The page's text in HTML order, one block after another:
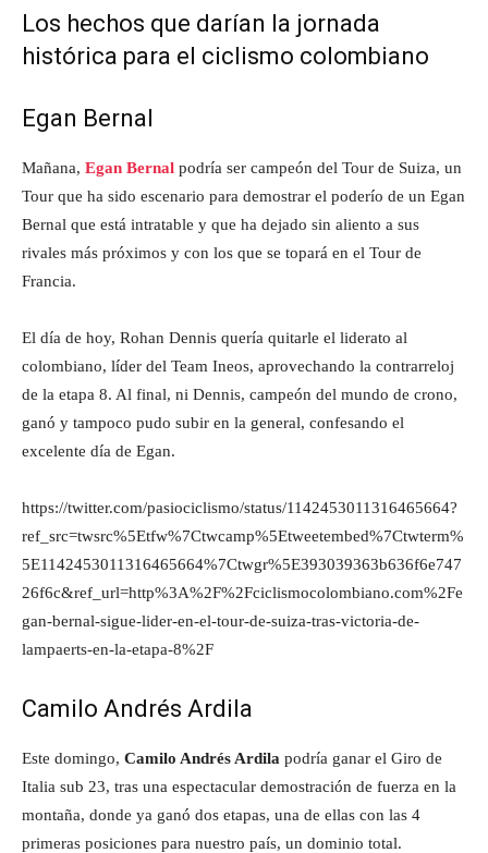
Los hechos que darían la jornada
histórica para el ciclismo colombiano
Egan Bernal
Mañana, Egan Bernal podría ser campeón del Tour de Suiza, un
Tour que ha sido escenario para demostrar el poderío de un Egan
Bernal que está intratable y que ha dejado sin aliento a sus
rivales más próximos y con los que se topará en el Tour de
Francia.
El día de hoy, Rohan Dennis quería quitarle el liderato al
colombiano, líder del Team Ineos, aprovechando la contrarreloj
de la etapa 8. Al final, ni Dennis, campeón del mundo de crono,
ganó y tampoco pudo subir en la general, confesando el
excelente día de Egan.
https://twitter.com/pasiociclismo/status/1142453011316465664?
ref_src=twsrc%5Etfw%7Ctwcamp%5Etweetembed%7Ctwterm%
5E1142453011316465664%7Ctwgr%5E393039363b636f6e747
26f6c&ref_url=http%3A%2F%2Fciclismocolombiano.com%2Fe
gan-bernal-sigue-lider-en-el-tour-de-suiza-tras-victoria-de-
lampaerts-en-la-etapa-8%2F
Camilo Andrés Ardila
Este domingo, Camilo Andrés Ardila podría ganar el Giro de
Italia sub 23, tras una espectacular demostración de fuerza en la
montaña, donde ya ganó dos etapas, una de ellas con las 4
primeras posiciones para nuestro país, un dominio total.